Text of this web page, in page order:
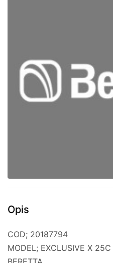
Opis
COD; 20187794
MODEL; EXCLUSIVE X 25C